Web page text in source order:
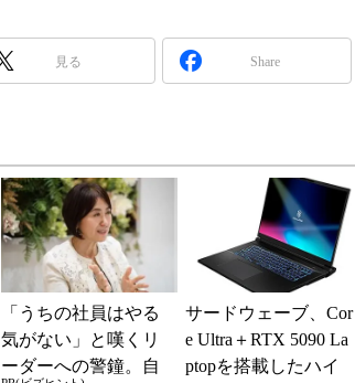
見る Share
「うちの社員はやる
気がない」と嘆くリ
ーダーへの警鐘。自
サードウェーブ、Cor
e Ultra＋RTX 5090 La
ptopを搭載したハイ